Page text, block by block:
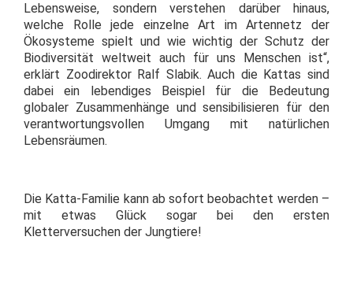
Lebensweise, sondern verstehen darüber hinaus,
welche Rolle jede einzelne Art im Artennetz der
Ökosysteme spielt und wie wichtig der Schutz der
Biodiversität weltweit auch für uns Menschen ist“,
erklärt Zoodirektor Ralf Slabik. Auch die Kattas sind
dabei ein lebendiges Beispiel für die Bedeutung
globaler Zusammenhänge und sensibilisieren für den
verantwortungsvollen Umgang mit natürlichen
Lebensräumen.
Die Katta-Familie kann ab sofort beobachtet werden –
mit etwas Glück sogar bei den ersten
Kletterversuchen der Jungtiere!